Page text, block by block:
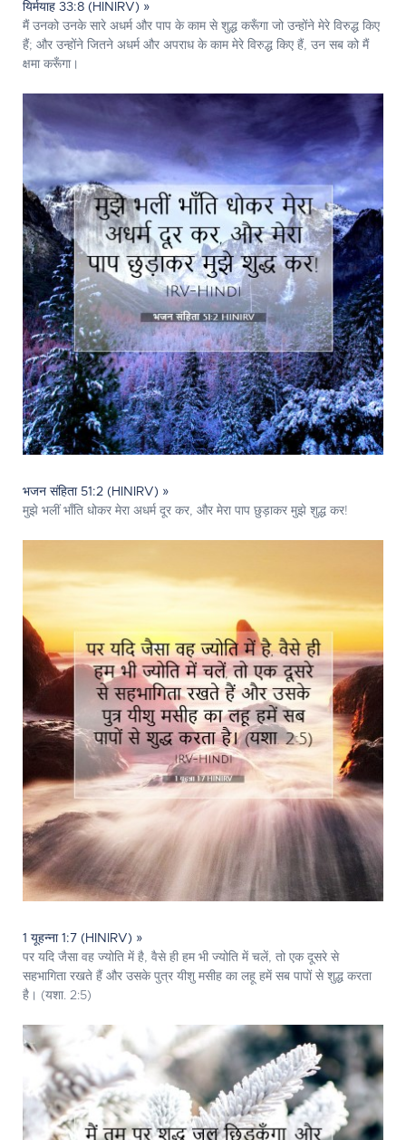
यिर्मयाह 33:8 (HINIRV) »
मैं उनको उनके सारे अधर्म और पाप के काम से शुद्ध करूँगा जो उन्होंने मेरे विरुद्ध किए
हैं; और उन्होंने जितने अधर्म और अपराध के काम मेरे विरुद्ध किए हैं, उन सब को मैं
क्षमा करूँगा।
भजन संहिता 51:2 (HINIRV) »
मुझे भलीं भाँति धोकर मेरा अधर्म दूर कर, और मेरा पाप छुड़ाकर मुझे शुद्ध कर!
1 यूहन्ना 1:7 (HINIRV) »
पर यदि जैसा वह ज्योति में है, वैसे ही हम भी ज्योति में चलें, तो एक दूसरे से
सहभागिता रखते हैं और उसके पुत्र यीशु मसीह का लहू हमें सब पापों से शुद्ध करता
है। (यशा. 2:5)